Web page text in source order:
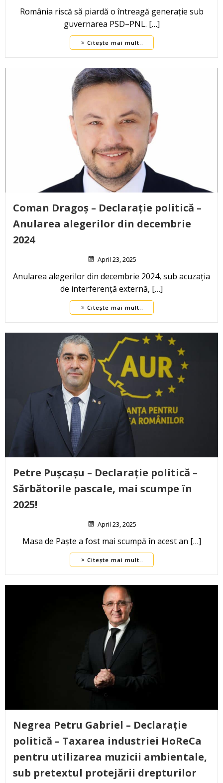
România riscă să piardă o întreagă generație sub
guvernarea PSD–PNL. […]
Citește mai mult..
Coman Dragoș – Declarație politică –
Anularea alegerilor din decembrie
2024
April 23, 2025
Anularea alegerilor din decembrie 2024, sub acuzația
de interferență externă, […]
Citește mai mult..
Petre Pușcașu – Declarație politică –
Sărbătorile pascale, mai scumpe în
2025!
April 23, 2025
Masa de Paște a fost mai scumpă în acest an […]
Citește mai mult..
Negrea Petru Gabriel – Declarație
politică – Taxarea industriei HoReCa
pentru utilizarea muzicii ambientale,
sub pretextul protejării drepturilor